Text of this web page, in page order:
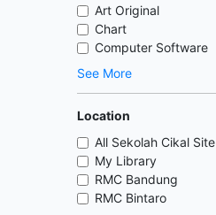
Art Original
Chart
Computer Software
See More
Location
All Sekolah Cikal Site
My Library
RMC Bandung
RMC Bintaro